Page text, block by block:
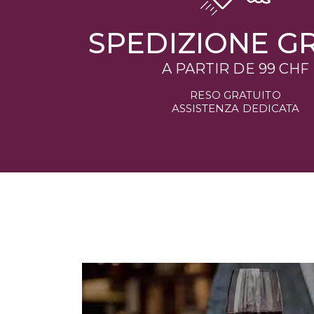
SPEDIZIONE
A PARTIR DE 99 CHF
RESO GRATUITO
ASSISTENZA DEDICATA